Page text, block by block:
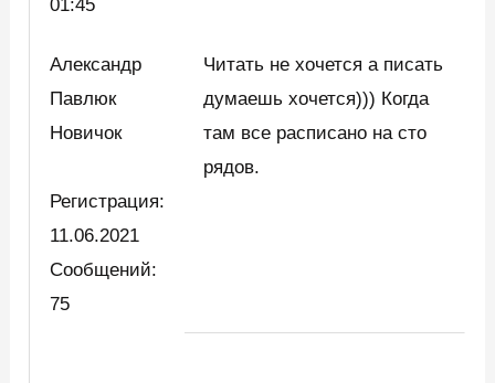
01:45
Александр
Павлюк
Новичок
Регистрация:
11.06.2021
Сообщений:
75
Читать не хочется а писать
думаешь хочется))) Когда
там все расписано на сто
рядов.